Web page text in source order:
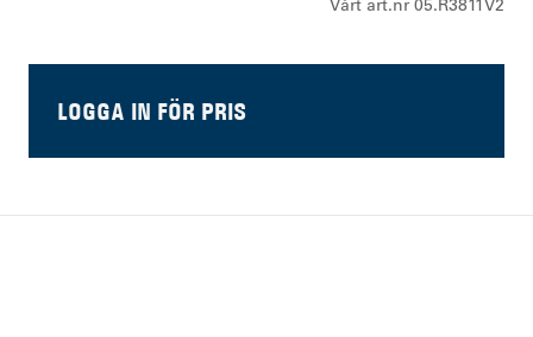
Vårt art.nr 05.R3811V2
LOGGA IN FÖR PRIS